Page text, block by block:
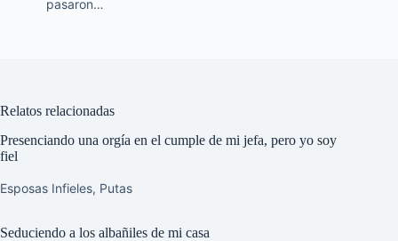
pasaron…
Relatos relacionadas
Presenciando una orgía en el cumple de mi jefa, pero yo soy
fiel
Esposas Infieles, Putas
Seduciendo a los albañiles de mi casa